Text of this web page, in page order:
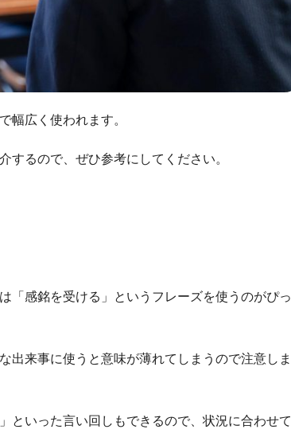
幅広く使われます。
するので、ぜひ参考にしてください。
「感銘を受ける」というフレーズを使うのがぴっ
出来事に使うと意味が薄れてしまうので注意しま
といった言い回しもできるので、状況に合わせて